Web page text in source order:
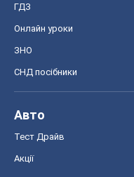
ГДЗ
Онлайн уроки
ЗНО
СНД посібники
Авто
Тест Драйв
Акції